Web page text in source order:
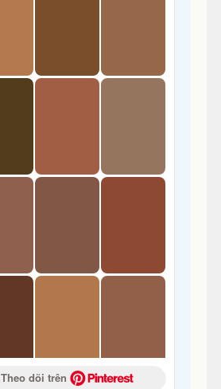
Theo dõi trên